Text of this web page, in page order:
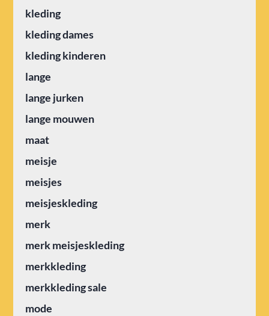
kleding
kleding dames
kleding kinderen
lange
lange jurken
lange mouwen
maat
meisje
meisjes
meisjeskleding
merk
merk meisjeskleding
merkkleding
merkkleding sale
mode